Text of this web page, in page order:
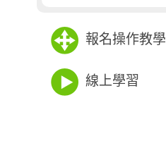
報名操作教學
線上學習